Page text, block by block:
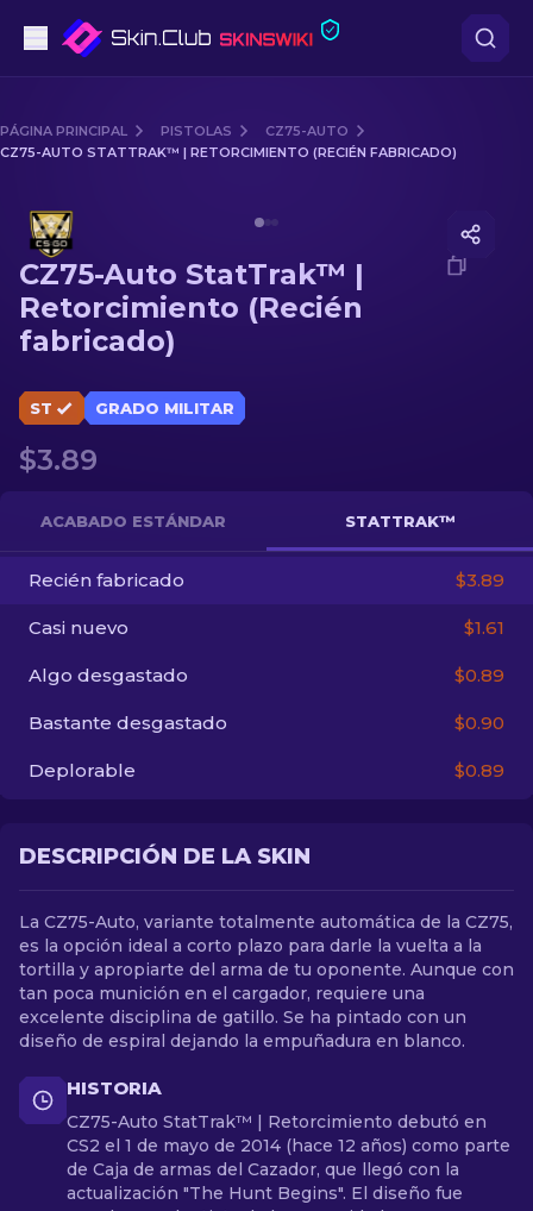
Gama media
Fusiles
Fusiles de Francotirador
Cuchillos
Guantes
Cajas
Otro
ES
PÁGINA PRINCIPAL PISTOLAS
CZ75-AUTO
CZ75-AUTO STATTRAK™ | RETORCIMIENTO (RECIÉN FABRICADO)
CZ75-Auto StatTrak™ |
Retorcimiento (Recién
fabricado)
ST GRADO MILITAR
$3.89
ACABADO ESTÁNDAR STATTRAK™
Recién fabricado $3.89
Casi nuevo $1.61
Algo desgastado $0.89
Bastante desgastado $0.90
Deplorable $0.89
DESCRIPCIÓN DE LA SKIN
La CZ75-Auto, variante totalmente automática de la CZ75,
es la opción ideal a corto plazo para darle la vuelta a la
tortilla y apropiarte del arma de tu oponente. Aunque con
tan poca munición en el cargador, requiere una
excelente disciplina de gatillo. Se ha pintado con un
diseño de espiral dejando la empuñadura en blanco.
HISTORIA
CZ75-Auto StatTrak™ | Retorcimiento debutó en
CS2 el 1 de mayo de 2014 (hace 12 años) como parte
de Caja de armas del Cazador, que llegó con la
actualización "The Hunt Begins". El diseño fue